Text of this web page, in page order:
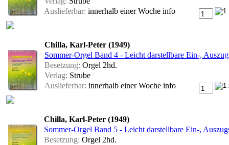
Auslieferbar: innerhalb einer Woche info
Chilla, Karl-Peter (1949)
Sommer-Orgel Band 4 - Leicht darstellbare Ein-,
Besetzung: Orgel 2hd.
Verlag: Strube
Auslieferbar: innerhalb einer Woche info
Chilla, Karl-Peter (1949)
Sommer-Orgel Band 5 - Leicht darstellbare Ein-,
Besetzung: Orgel 2hd.